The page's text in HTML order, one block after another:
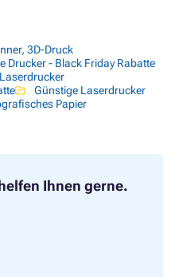
3D-Druck
Drucker - Black Friday Rabatte
Laserdrucker
Günstige Laserdrucker
Papier
Ihnen gerne.